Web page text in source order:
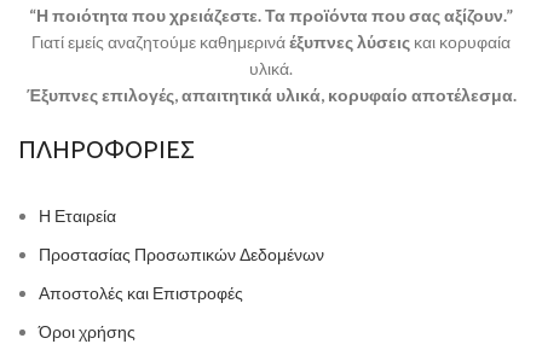
“Η ποιότητα που χρειάζεστε. Τα προϊόντα που σας αξίζουν.”
Γιατί εμείς αναζητούμε καθημερινάέξυπνες λύσεις και κορυφαία
υλικά.
Έξυπνες επιλογές, απαιτητικά υλικά, κορυφαίο αποτέλεσμα.
ΠΛΗΡΟΦΟΡΙΕΣ
Η Εταιρεία
Προστασίας Προσωπικών Δεδομένων
Αποστολές και Επιστροφές
Όροι χρήσης